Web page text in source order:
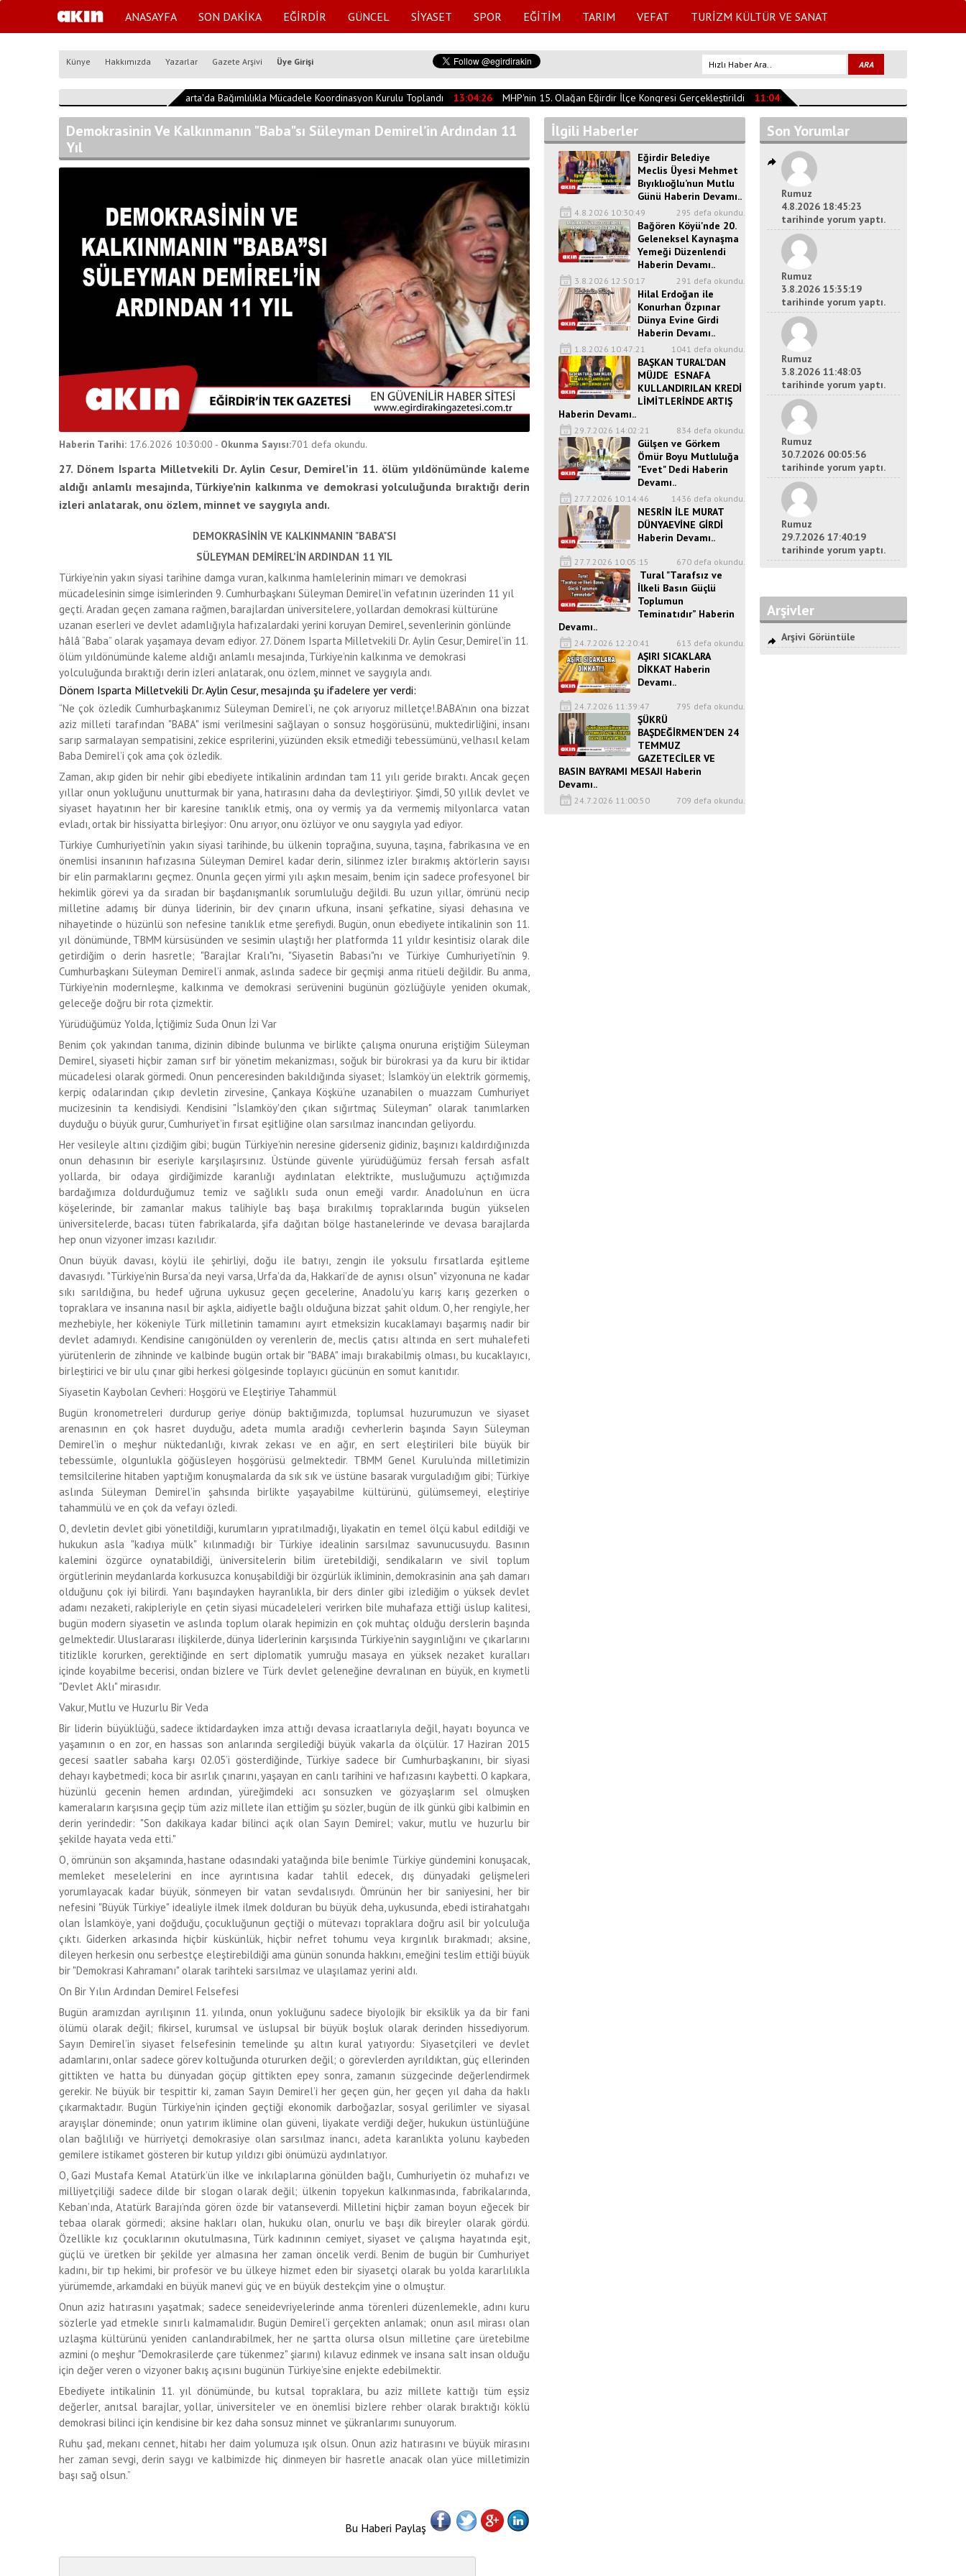
ANASAYFA SON DAKİKA EĞİRDİR GÜNCEL SİYASET SPOR EĞİTİM TARIM VEFAT TURİZM KÜLTÜR VE SANAT
Künye Hakkımızda Yazarlar Gazete Arşivi Üye Girişi
Isparta'da Bağımlılıkla Mücadele Koordinasyon Kurulu Toplandı 13:04:26 MHP'nin 15. Olağan Eğirdir İlçe Kongresi Gerçekleştirildi 11:04:47 YEŞİLADA CAMİSİNİN TARİHİ
Demokrasinin Ve Kalkınmanın "Baba"sı Süleyman Demirel’in Ardından 11
Yıl
Haberin Tarihi: 17.6.2026 10:30:00 - Okunma Sayısı:701 defa okundu.
27. Dönem Isparta Milletvekili Dr. Aylin Cesur, Demirel’in 11. ölüm yıldönümünde kaleme
aldığı anlamlı mesajında, Türkiye’nin kalkınma ve demokrasi yolculuğunda bıraktığı derin
izleri anlatarak, onu özlem, minnet ve saygıyla andı.
DEMOKRASİNİN VE KALKINMANIN "BABA"SI
SÜLEYMAN DEMİREL’İN ARDINDAN 11 YIL
Türkiye’nin yakın siyasi tarihine damga vuran, kalkınma hamlelerinin mimarı ve demokrasi
mücadelesinin simge isimlerinden 9. Cumhurbaşkanı Süleyman Demirel’in vefatının üzerinden 11 yıl
geçti. Aradan geçen zamana rağmen, barajlardan üniversitelere, yollardan demokrasi kültürüne
uzanan eserleri ve devlet adamlığıyla hafızalardaki yerini koruyan Demirel, sevenlerinin gönlünde
hâlâ “Baba” olarak yaşamaya devam ediyor. 27. Dönem Isparta Milletvekili Dr. Aylin Cesur, Demirel’in 11.
ölüm yıldönümünde kaleme aldığı anlamlı mesajında, Türkiye’nin kalkınma ve demokrasi
yolculuğunda bıraktığı derin izleri anlatarak, onu özlem, minnet ve saygıyla andı.
Dönem Isparta Milletvekili Dr. Aylin Cesur, mesajında şu ifadelere yer verdi:
“Ne çok özledik Cumhurbaşkanımız Süleyman Demirel’i, ne çok arıyoruz milletçe!.BABA’nın ona bizzat
aziz milleti tarafından "BABA" ismi verilmesini sağlayan o sonsuz hoşgörüsünü, muktedirliğini, insanı
sarıp sarmalayan sempatisini, zekice esprilerini, yüzünden eksik etmediği tebessümünü, velhasıl kelam
Baba Demirel’i çok ama çok özledik.
Zaman, akıp giden bir nehir gibi ebediyete intikalinin ardından tam 11 yılı geride bıraktı. Ancak geçen
yıllar onun yokluğunu unutturmak bir yana, hatırasını daha da devleştiriyor. Şimdi, 50 yıllık devlet ve
siyaset hayatının her bir karesine tanıklık etmiş, ona oy vermiş ya da vermemiş milyonlarca vatan
evladı, ortak bir hissiyatta birleşiyor: Onu arıyor, onu özlüyor ve onu saygıyla yad ediyor.
Türkiye Cumhuriyeti’nin yakın siyasi tarihinde, bu ülkenin toprağına, suyuna, taşına, fabrikasına ve en
önemlisi insanının hafızasına Süleyman Demirel kadar derin, silinmez izler bırakmış aktörlerin sayısı
bir elin parmaklarını geçmez. Onunla geçen yirmi yılı aşkın mesaim, benim için sadece profesyonel bir
hekimlik görevi ya da sıradan bir başdanışmanlık sorumluluğu değildi. Bu uzun yıllar, ömrünü necip
milletine adamış bir dünya liderinin, bir dev çınarın ufkuna, insani şefkatine, siyasi dehasına ve
nihayetinde o hüzünlü son nefesine tanıklık etme şerefiydi. Bugün, onun ebediyete intikalinin son 11.
yıl dönümünde, TBMM kürsüsünden ve sesimin ulaştığı her platformda 11 yıldır kesintisiz olarak dile
getirdiğim o derin hasretle; "Barajlar Kralı"nı, "Siyasetin Babası"nı ve Türkiye Cumhuriyeti’nin 9.
Cumhurbaşkanı Süleyman Demirel’i anmak, aslında sadece bir geçmişi anma ritüeli değildir. Bu anma,
Türkiye’nin modernleşme, kalkınma ve demokrasi serüvenini bugünün gözlüğüyle yeniden okumak,
geleceğe doğru bir rota çizmektir.
Yürüdüğümüz Yolda, İçtiğimiz Suda Onun İzi Var
Benim çok yakından tanıma, dizinin dibinde bulunma ve birlikte çalışma onuruna eriştiğim Süleyman
Demirel, siyaseti hiçbir zaman sırf bir yönetim mekanizması, soğuk bir bürokrasi ya da kuru bir iktidar
mücadelesi olarak görmedi. Onun penceresinden bakıldığında siyaset; İslamköy’ün elektrik görmemiş,
kerpiç odalarından çıkıp devletin zirvesine, Çankaya Köşkü’ne uzanabilen o muazzam Cumhuriyet
mucizesinin ta kendisiydi. Kendisini "İslamköy'den çıkan sığırtmaç Süleyman" olarak tanımlarken
duyduğu o büyük gurur, Cumhuriyet’in fırsat eşitliğine olan sarsılmaz inancından geliyordu.
Her vesileyle altını çizdiğim gibi; bugün Türkiye’nin neresine giderseniz gidiniz, başınızı kaldırdığınızda
onun dehasının bir eseriyle karşılaşırsınız. Üstünde güvenle yürüdüğümüz fersah fersah asfalt
yollarda, bir odaya girdiğimizde karanlığı aydınlatan elektrikte, musluğumuzu açtığımızda
bardağımıza doldurduğumuz temiz ve sağlıklı suda onun emeği vardır. Anadolu’nun en ücra
köşelerinde, bir zamanlar makus talihiyle baş başa bırakılmış topraklarında bugün yükselen
üniversitelerde, bacası tüten fabrikalarda, şifa dağıtan bölge hastanelerinde ve devasa barajlarda
hep onun vizyoner imzası kazılıdır.
Onun büyük davası, köylü ile şehirliyi, doğu ile batıyı, zengin ile yoksulu fırsatlarda eşitleme
davasıydı. "Türkiye’nin Bursa’da neyi varsa, Urfa’da da, Hakkari’de de aynısı olsun" vizyonuna ne kadar
sıkı sarıldığına, bu hedef uğruna uykusuz geçen gecelerine, Anadolu’yu karış karış gezerken o
topraklara ve insanına nasıl bir aşkla, aidiyetle bağlı olduğuna bizzat şahit oldum. O, her rengiyle, her
mezhebiyle, her kökeniyle Türk milletinin tamamını ayırt etmeksizin kucaklamayı başarmış nadir bir
devlet adamıydı. Kendisine canıgönülden oy verenlerin de, meclis çatısı altında en sert muhalefeti
yürütenlerin de zihninde ve kalbinde bugün ortak bir "BABA" imajı bırakabilmiş olması, bu kucaklayıcı,
birleştirici ve bir ulu çınar gibi herkesi gölgesinde toplayıcı gücünün en somut kanıtıdır.
Siyasetin Kaybolan Cevheri: Hoşgörü ve Eleştiriye Tahammül
Bugün kronometreleri durdurup geriye dönüp baktığımızda, toplumsal huzurumuzun ve siyaset
arenasının en çok hasret duyduğu, adeta mumla aradığı cevherlerin başında Sayın Süleyman
Demirel’in o meşhur nüktedanlığı, kıvrak zekası ve en ağır, en sert eleştirileri bile büyük bir
tebessümle, olgunlukla göğüsleyen hoşgörüsü gelmektedir. TBMM Genel Kurulu’nda milletimizin
temsilcilerine hitaben yaptığım konuşmalarda da sık sık ve üstüne basarak vurguladığım gibi; Türkiye
aslında Süleyman Demirel’in şahsında birlikte yaşayabilme kültürünü, gülümsemeyi, eleştiriye
tahammülü ve en çok da vefayı özledi.
O, devletin devlet gibi yönetildiği, kurumların yıpratılmadığı, liyakatin en temel ölçü kabul edildiği ve
hukukun asla "kadıya mülk" kılınmadığı bir Türkiye idealinin sarsılmaz savunucusuydu. Basının
kalemini özgürce oynatabildiği, üniversitelerin bilim üretebildiği, sendikaların ve sivil toplum
örgütlerinin meydanlarda korkusuzca konuşabildiği bir özgürlük ikliminin, demokrasinin ana şah damarı
olduğunu çok iyi bilirdi. Yanı başındayken hayranlıkla, bir ders dinler gibi izlediğim o yüksek devlet
adamı nezaketi, rakipleriyle en çetin siyasi mücadeleleri verirken bile muhafaza ettiği üslup kalitesi,
bugün modern siyasetin ve aslında toplum olarak hepimizin en çok muhtaç olduğu derslerin başında
gelmektedir. Uluslararası ilişkilerde, dünya liderlerinin karşısında Türkiye’nin saygınlığını ve çıkarlarını
titizlikle korurken, gerektiğinde en sert diplomatik yumruğu masaya en yüksek nezaket kuralları
içinde koyabilme becerisi, ondan bizlere ve Türk devlet geleneğine devralınan en büyük, en kıymetli
"Devlet Aklı" mirasıdır.
Vakur, Mutlu ve Huzurlu Bir Veda
Bir liderin büyüklüğü, sadece iktidardayken imza attığı devasa icraatlarıyla değil, hayatı boyunca ve
yaşamının o en zor, en hassas son anlarında sergilediği büyük vakarla da ölçülür. 17 Haziran 2015
gecesi saatler sabaha karşı 02.05’i gösterdiğinde, Türkiye sadece bir Cumhurbaşkanını, bir siyasi
dehayı kaybetmedi; koca bir asırlık çınarını, yaşayan en canlı tarihini ve hafızasını kaybetti. O kapkara,
hüzünlü gecenin hemen ardından, yüreğimdeki acı sonsuzken ve gözyaşlarım sel olmuşken
kameraların karşısına geçip tüm aziz millete ilan ettiğim şu sözler, bugün de ilk günkü gibi kalbimin en
derin yerindedir: "Son dakikaya kadar bilinci açık olan Sayın Demirel; vakur, mutlu ve huzurlu bir
şekilde hayata veda etti."
O, ömrünün son akşamında, hastane odasındaki yatağında bile benimle Türkiye gündemini konuşacak,
memleket meselelerini en ince ayrıntısına kadar tahlil edecek, dış dünyadaki gelişmeleri
yorumlayacak kadar büyük, sönmeyen bir vatan sevdalısıydı. Ömrünün her bir saniyesini, her bir
nefesini "Büyük Türkiye" idealiyle ilmek ilmek dolduran bu büyük deha, uykusunda, ebedi istirahatgahı
olan İslamköy’e, yani doğduğu, çocukluğunun geçtiği o mütevazı topraklara doğru asil bir yolculuğa
çıktı. Giderken arkasında hiçbir küskünlük, hiçbir nefret tohumu veya kırgınlık bırakmadı; aksine,
dileyen herkesin onu serbestçe eleştirebildiği ama günün sonunda hakkını, emeğini teslim ettiği büyük
bir "Demokrasi Kahramanı" olarak tarihteki sarsılmaz ve ulaşılamaz yerini aldı.
On Bir Yılın Ardından Demirel Felsefesi
Bugün aramızdan ayrılışının 11. yılında, onun yokluğunu sadece biyolojik bir eksiklik ya da bir fani
ölümü olarak değil; fikirsel, kurumsal ve üslupsal bir büyük boşluk olarak derinden hissediyorum.
Sayın Demirel’in siyaset felsefesinin temelinde şu altın kural yatıyordu: Siyasetçileri ve devlet
adamlarını, onlar sadece görev koltuğunda otururken değil; o görevlerden ayrıldıktan, güç ellerinden
gittikten ve hatta bu dünyadan göçüp gittikten epey sonra, zamanın süzgecinde değerlendirmek
gerekir. Ne büyük bir tespittir ki, zaman Sayın Demirel’i her geçen gün, her geçen yıl daha da haklı
çıkarmaktadır. Bugün Türkiye’nin içinden geçtiği ekonomik darboğazlar, sosyal gerilimler ve siyasal
arayışlar döneminde; onun yatırım iklimine olan güveni, liyakate verdiği değer, hukukun üstünlüğüne
olan bağlılığı ve hürriyetçi demokrasiye olan sarsılmaz inancı, adeta karanlıkta yolunu kaybeden
gemilere istikamet gösteren bir kutup yıldızı gibi önümüzü aydınlatıyor.
O, Gazi Mustafa Kemal Atatürk’ün ilke ve inkılaplarına gönülden bağlı, Cumhuriyetin öz muhafızı ve
milliyetçiliği sadece dilde bir slogan olarak değil; ülkenin topyekun kalkınmasında, fabrikalarında,
Keban’ında, Atatürk Barajı’nda gören özde bir vatanseverdi. Milletini hiçbir zaman boyun eğecek bir
tebaa olarak görmedi; aksine hakları olan, hukuku olan, onurlu ve başı dik bireyler olarak gördü.
Özellikle kız çocuklarının okutulmasına, Türk kadınının cemiyet, siyaset ve çalışma hayatında eşit,
güçlü ve üretken bir şekilde yer almasına her zaman öncelik verdi. Benim de bugün bir Cumhuriyet
kadını, bir tıp hekimi, bir profesör ve bu ülkeye hizmet eden bir siyasetçi olarak bu yolda kararlılıkla
yürümemde, arkamdaki en büyük manevi güç ve en büyük destekçim yine o olmuştur.
Onun aziz hatırasını yaşatmak; sadece seneidevriyelerinde anma törenleri düzenlemekle, adını kuru
sözlerle yad etmekle sınırlı kalmamalıdır. Bugün Demirel’i gerçekten anlamak; onun asıl mirası olan
uzlaşma kültürünü yeniden canlandırabilmek, her ne şartta olursa olsun milletine çare üretebilme
azmini (o meşhur "Demokrasilerde çare tükenmez" şiarını) kılavuz edinmek ve insana salt insan olduğu
için değer veren o vizyoner bakış açısını bugünün Türkiye’sine enjekte edebilmektir.
Ebediyete intikalinin 11. yıl dönümünde, bu kutsal topraklara, bu aziz millete kattığı tüm eşsiz
değerler, anıtsal barajlar, yollar, üniversiteler ve en önemlisi bizlere rehber olarak bıraktığı köklü
demokrasi bilinci için kendisine bir kez daha sonsuz minnet ve şükranlarımı sunuyorum.
Ruhu şad, mekanı cennet, hitabı her daim yolumuza ışık olsun. Onun aziz hatırasını ve büyük mirasını
her zaman sevgi, derin saygı ve kalbimizde hiç dinmeyen bir hasretle anacak olan yüce milletimizin
başı sağ olsun.”
Bu Haberi Paylaş
İlgili Haberler
Eğirdir Belediye
Meclis Üyesi Mehmet
Bıyıklıoğlu’nun Mutlu
Günü Haberin Devamı..
4.8.2026 10:30:49 295 defa okundu.
Bağören Köyü'nde 20.
Geleneksel Kaynaşma
Yemeği Düzenlendi
Haberin Devamı..
3.8.2026 12:50:17 291 defa okundu.
Hilal Erdoğan ile
Konurhan Özpınar
Dünya Evine Girdi
Haberin Devamı..
1.8.2026 10:47:21 1041 defa okundu.
BAŞKAN TURAL’DAN
MÜJDE ESNAFA
KULLANDIRILAN KREDİ
LİMİTLERİNDE ARTIŞ
Haberin Devamı..
29.7.2026 14:02:21 834 defa okundu.
Gülşen ve Görkem
Ömür Boyu Mutluluğa
"Evet" Dedi Haberin
Devamı..
27.7.2026 10:14:46 1436 defa okundu.
NESRİN İLE MURAT
DÜNYAEVİNE GİRDİ
Haberin Devamı..
27.7.2026 10:05:15 670 defa okundu.
Tural "Tarafsız ve
İlkeli Basın Güçlü
Toplumun
Teminatıdır” Haberin
Devamı..
24.7.2026 12:20:41 613 defa okundu.
AŞIRI SICAKLARA
DİKKAT Haberin
Devamı..
24.7.2026 11:39:47 795 defa okundu.
ŞÜKRÜ
BAŞDEĞİRMEN’DEN 24
TEMMUZ
GAZETECİLER VE
BASIN BAYRAMI MESAJI Haberin
Devamı..
24.7.2026 11:00:50 709 defa okundu.
Son Yorumlar
Rumuz
4.8.2026 18:45:23
tarihinde yorum yaptı.
Rumuz
3.8.2026 15:35:19
tarihinde yorum yaptı.
Rumuz
3.8.2026 11:48:03
tarihinde yorum yaptı.
Rumuz
30.7.2026 00:05:56
tarihinde yorum yaptı.
Rumuz
29.7.2026 17:40:19
tarihinde yorum yaptı.
Arşivler
Arşivi Görüntüle